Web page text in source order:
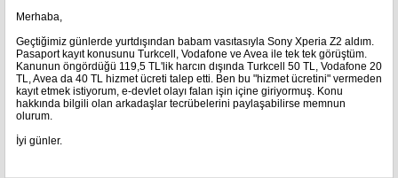
Merhaba,
Geçtiğimiz günlerde yurtdışından babam vasıtasıyla Sony Xperia Z2 aldım.
Pasaport kayıt konusunu Turkcell, Vodafone ve Avea ile tek tek görüştüm.
Kanunun öngördüğü 119,5 TL'lik harcın dışında Turkcell 50 TL, Vodafone 20
TL, Avea da 40 TL hizmet ücreti talep etti. Ben bu "hizmet ücretini" vermeden
kayıt etmek istiyorum, e-devlet olayı falan işin içine giriyormuş. Konu
hakkında bilgili olan arkadaşlar tecrübelerini paylaşabilirse memnun
olurum.
İyi günler.